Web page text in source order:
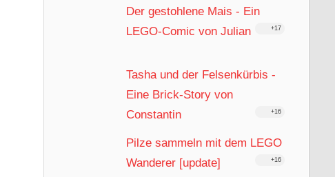
Der gestohlene Mais - Ein
LEGO-Comic von Julian
+17
Tasha und der Felsenkürbis -
Eine Brick-Story von
Constantin
+16
Pilze sammeln mit dem LEGO
Wanderer [update]
+16